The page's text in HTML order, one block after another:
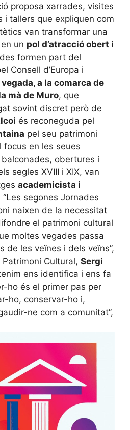
proposa xarrades, visites
i tallers que expliquen com
van transformar una
un pol d’atracció obert i
formen part del
Consell d’Europa i
a la comarca de
mà de Muro, que
sovint discret però de
és reconeguda pel
pel seu patrimoni
focus en les seues
obertures i
segles XVIII i XIX, van
academicista i
“Les segones Jornades
naixen de la necessitat
el patrimoni cultural
moltes vegades passa
de les veïnes i dels veïns”,
Cultural, Sergi
ens identifica i ens fa
ho és el primer pas per
ho, conservar-ho i,
ne com a comunitat”,